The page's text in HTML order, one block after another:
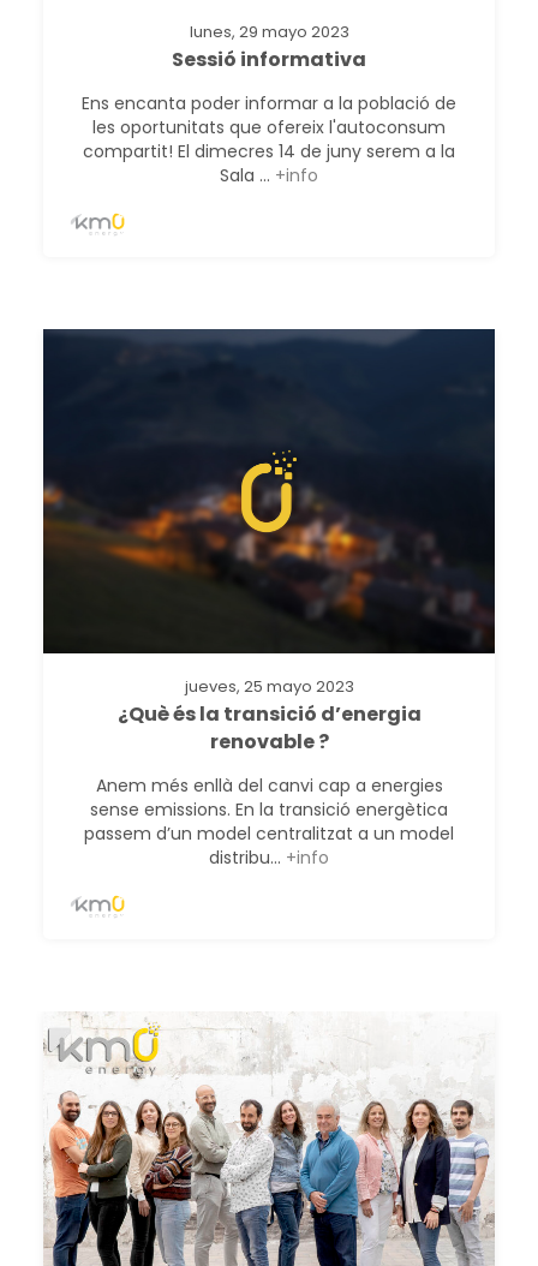
lunes, 29 mayo 2023
Sessió informativa
Ens encanta poder informar a la població de
les oportunitats que ofereix l'autoconsum
compartit! El dimecres 14 de juny serem a la
Sala ... +info
jueves, 25 mayo 2023
¿Què és la transició d’energia
renovable ?
Anem més enllà del canvi cap a energies
sense emissions. En la transició energètica
passem d’un model centralitzat a un model
distribu... +info